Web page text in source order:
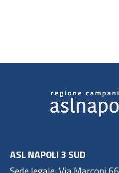
ASL NAPOLI 3 SUD